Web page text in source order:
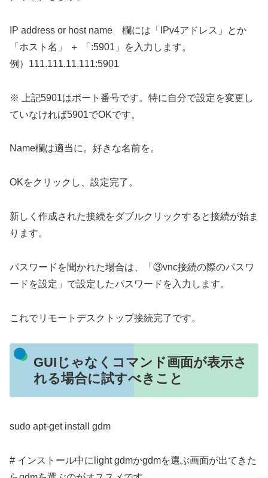
IP address or host name 欄には「IPv4アドレス」とか
「ホスト名」 ＋ 「:5901」を入力します。
例）111.111.11.111:5901
※ 上記5901はポート番号です。特に自分で設定を変更し
ていなければ5901でOKです。
Name欄は適当に。好きな名前を。
OKをクリックし、設定完了。
新しく作成された接続をダブルクリックすると接続が始ま
ります。
パスワードを聞かれた場合は、「③vnc接続の際のパスワ
ードを設定」で設定したパスワードを入力します。
これでリモートデスクトップ接続完了です。
GUIじゃなくコマンド画面が表示さ
れる場合に試すべきこと
sudo apt-get install gdm
# インストール中にlight gdmかgdmを選ぶ画面が出てきた